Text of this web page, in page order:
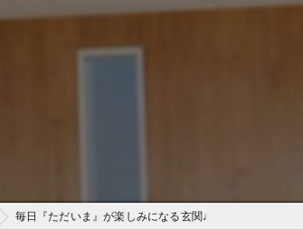
毎日『ただいま』が楽しみになる玄関♩